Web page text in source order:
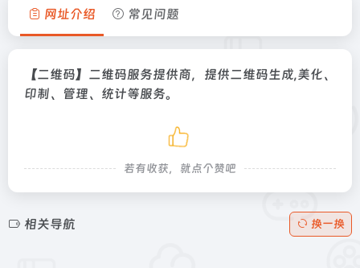
网址介绍 常见问题
【二维码】二维码服务提供商，提供二维码生成,美化、
印制、管理、统计等服务。
若有收获，就点个赞吧
相关导航 换一换